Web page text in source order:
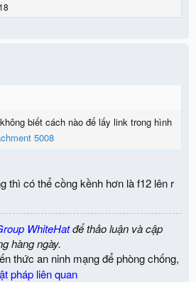
biết cách nào để lấy link trong hình
5008
thì có thể cồng kềnh hơn là f12 lên r
WhiteHatđể thảo luận và cập
hàng ngày.
thức an ninh mạng để phòng chống,
pháp liên quan